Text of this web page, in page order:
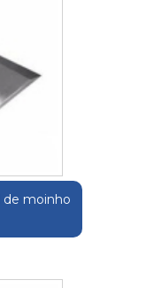
de moinho